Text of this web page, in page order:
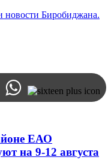
ЕАО
на 9-12 августа